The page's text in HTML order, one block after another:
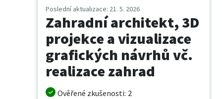
Poslední aktualizace: 21. 5. 2026
Zahradní architekt, 3D
projekce a vizualizace
grafických návrhů vč.
realizace zahrad
Ověřené zkušenosti: 2